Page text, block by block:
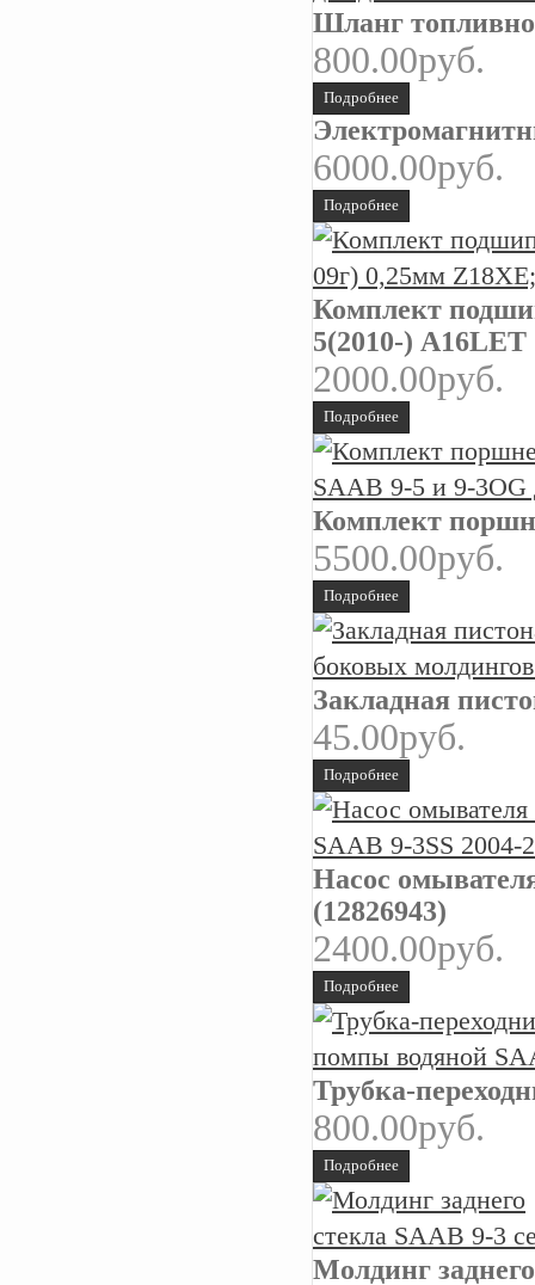
Шланг
800.00руб.
Подробнее
6000.00руб.
Подробнее
Комплект
5(2010-)
2000.00руб.
Подробнее
Комплект
5500.00руб.
Подробнее
Закладная
45.00руб.
Подробнее
Насос
(12826943)
2400.00руб.
Подробнее
Трубка-
800.00руб.
Подробнее
Молдинг